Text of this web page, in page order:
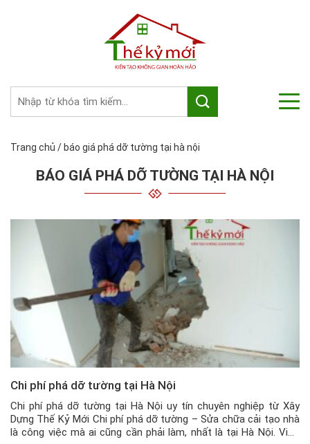
Trang chủ / báo giá phá dỡ tường tại hà nội
BÁO GIÁ PHÁ DỠ TƯỜNG TẠI HÀ NỘI
Chi phí phá dỡ tường tại Hà Nội
Chi phí phá dỡ tường tại Hà Nội uy tín chuyên nghiệp từ Xây
Dựng Thế Kỷ Mới Chi phí phá dỡ tường – Sửa chữa cải tạo nhà
là công việc mà ai cũng cần phải làm, nhất là tại Hà Nội. Việc